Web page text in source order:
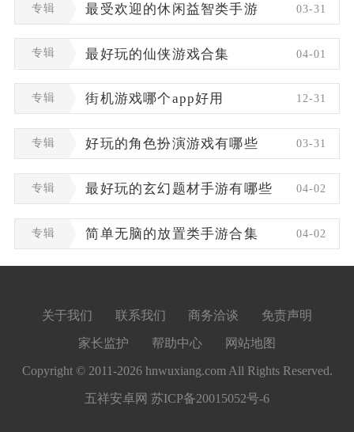
专辑 最受欢迎的休闲益智类手游 03-31
专辑 最好玩的仙侠游戏合集 04-01
专辑 街机游戏哪个app好用 12-31
专辑 好玩的角色扮演游戏有哪些 03-31
专辑 最好玩的玄幻题材手游有哪些 04-02
专辑 简单无脑的放置类手游合集 04-02
关于我们 联系我们 商务洽谈 免责声明
家长监护 帮助中心 网站地图
Copyright © 2011-2026 hnwuxiang.com All Rights Reserved.
五祥安卓网 苏ICP备20015052号-6